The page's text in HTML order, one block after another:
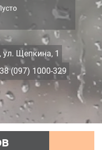
ул. Щепкина, 1
(097) 1000-329